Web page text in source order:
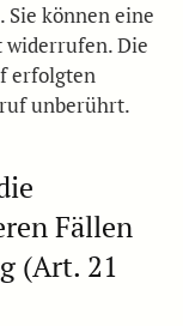
können eine
Die
erfolgten
unberührt.
Fällen
(Art. 21